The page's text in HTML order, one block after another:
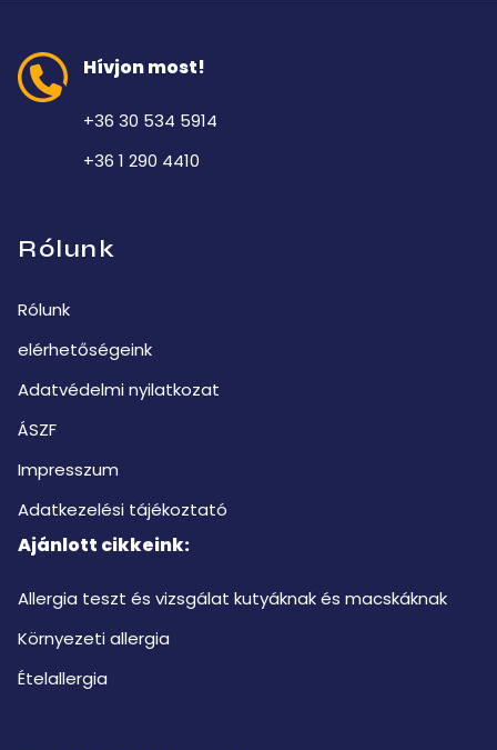
Hívjon most!
+36 30 534 5914
+36 1 290 4410
Rólunk
Rólunk
elérhetőségeink
Adatvédelmi nyilatkozat
ÁSZF
Impresszum
Adatkezelési tájékoztató
Ajánlott cikkeink:
Allergia teszt és vizsgálat kutyáknak és macskáknak
Környezeti allergia
Ételallergia